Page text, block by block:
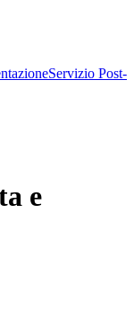
Servizio Post-
e